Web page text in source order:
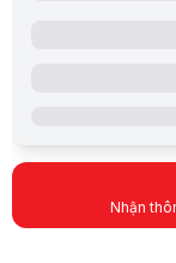
Nhận